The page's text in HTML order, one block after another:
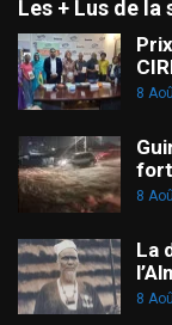
Les + Lus de la
8
8
La
8